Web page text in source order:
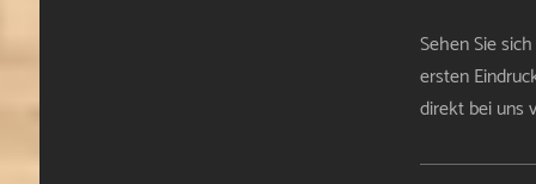
Sehen Sie
ersten
direkt bei uns